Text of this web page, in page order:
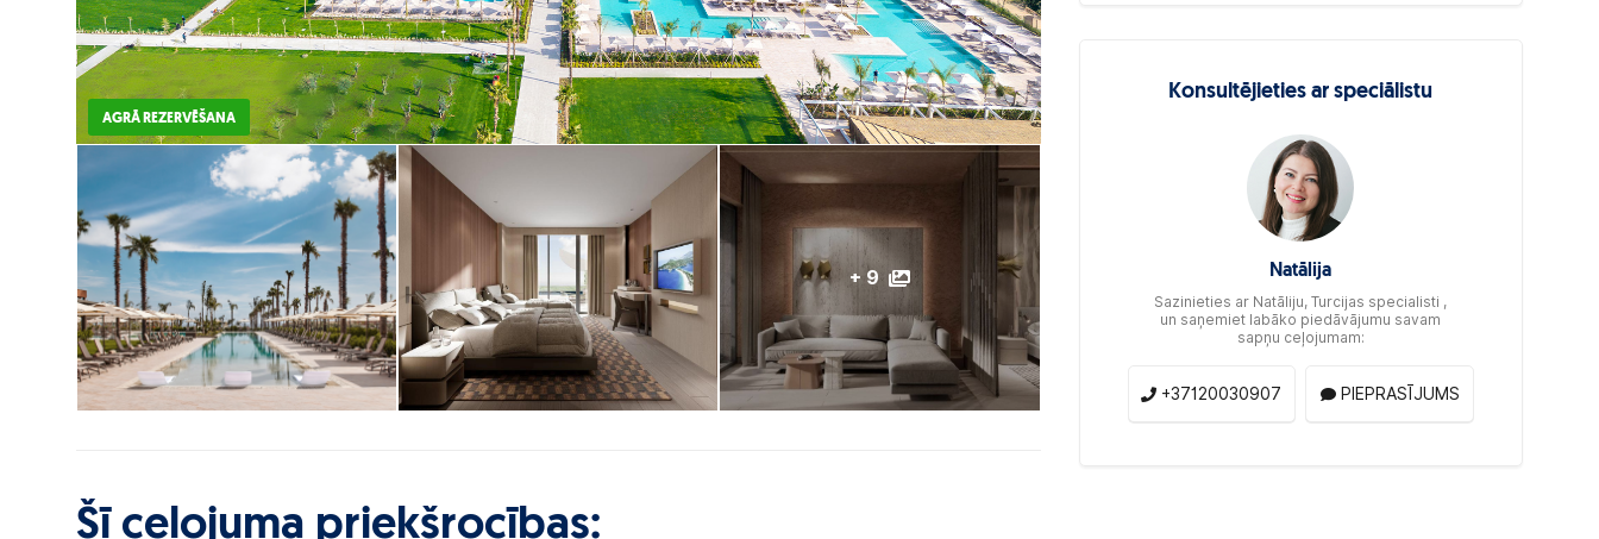
AGRĀ REZERVĒŠANA
+ 9
Šī ceļojuma priekšrocības:
Konsultējieties ar speciālistu
Natālija
Sazinieties ar Natāliju, Turcijas specialisti ,
un saņemiet labāko piedāvājumu savam
sapņu ceļojumam:
+37120030907 PIEPRASĪJUMS